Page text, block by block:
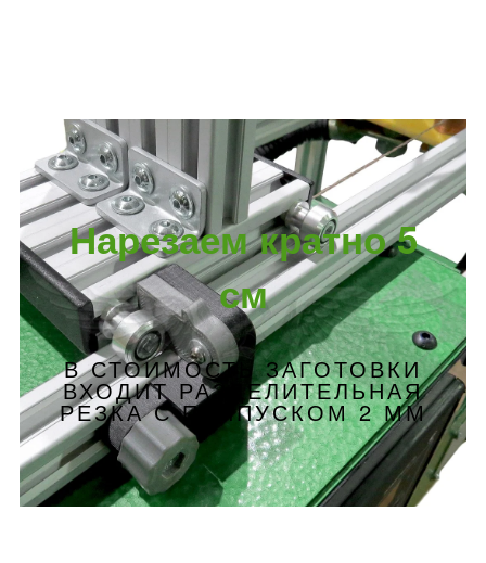
Нарезаем кратно 5
см
В СТОИМОСТЬ ЗАГОТОВКИ
ВХОДИТ РАЗДЕЛИТЕЛЬНАЯ
РЕЗКА С ПРИПУСКОМ 2 ММ